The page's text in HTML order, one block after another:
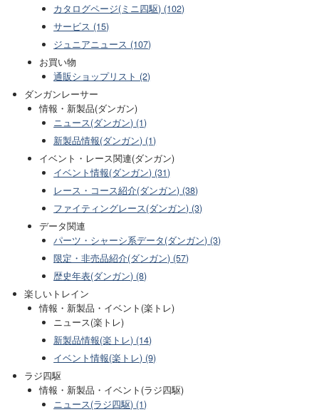
カタログページ(ミニ四駆) (102)
サービス (15)
ジュニアニュース (107)
お買い物
通販ショップリスト (2)
ダンガンレーサー
情報・新製品(ダンガン)
ニュース(ダンガン) (1)
新製品情報(ダンガン) (1)
イベント・レース関連(ダンガン)
イベント情報(ダンガン) (31)
レース・コース紹介(ダンガン) (38)
ファイティングレース(ダンガン) (3)
データ関連
パーツ・シャーシ系データ(ダンガン) (3)
限定・非売品紹介(ダンガン) (57)
歴史年表(ダンガン) (8)
楽しいトレイン
情報・新製品・イベント(楽トレ)
ニュース(楽トレ)
新製品情報(楽トレ) (14)
イベント情報(楽トレ) (9)
ラジ四駆
情報・新製品・イベント(ラジ四駆)
ニュース(ラジ四駆) (1)